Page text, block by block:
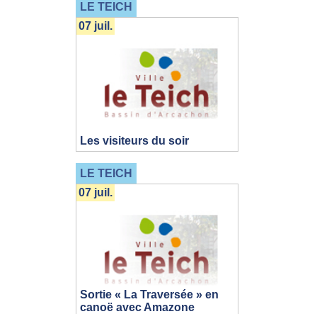
LE TEICH
Les visiteurs du soir
07 juil.
LE TEICH
Sortie « La Traversée » en
canoë avec Amazone
07 juil.